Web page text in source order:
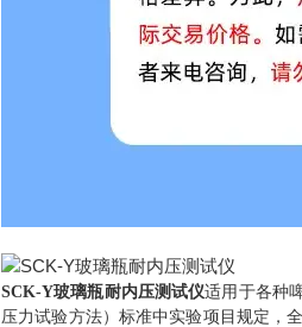
SCK-Y玻璃瓶耐内压测试仪适用于各种
压力试验方法）标准中实验项目规定，